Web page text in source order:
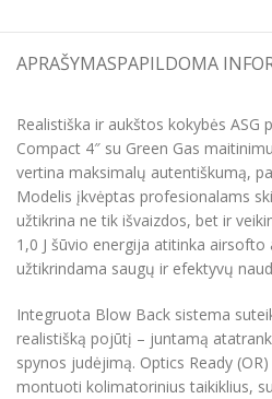
APRAŠYMASPAPILDOMA
Realistiška ir aukštos kokybės ASG
Compact 4″ su Green Gas
vertina maksimalų autentiškumą,
Modelis įkvėptas profesionalams
užtikrina ne tik išvaizdos, bet ir
1,0 J šūvio energija atitinka
užtikrindama saugų ir efektyvų
Integruota Blow Back sistema
realistišką pojūtį – juntamą
spynos judėjimą. Optics Ready
montuoti kolimatorinius taikiklius,